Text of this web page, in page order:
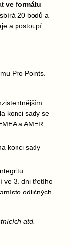
ve formátu
20 bodů a
a postoupí
Pro Points.
konci sady se
a AMER
konci sady
ve 3. dni třetího
odlišných
atd.